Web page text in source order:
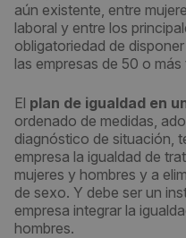
aún existente, entre
laboral y entre los
obligatoriedad de
las empresas de 50 o
El plan de igualdad en
ordenado de medidas,
diagnóstico de situación,
empresa la igualdad de
mujeres y hombres y a
de sexo. Y debe ser un
empresa integrar la
hombres.